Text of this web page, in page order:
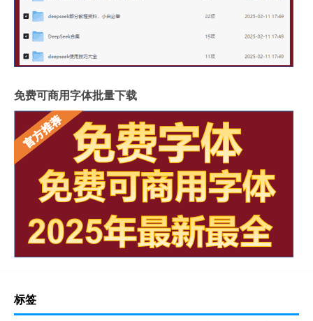
免费可商用字体批量下载
标签